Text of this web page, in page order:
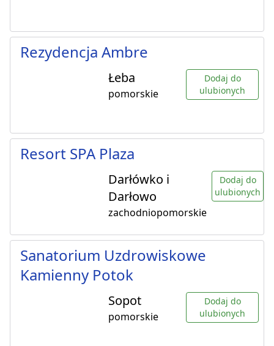
Rezydencja Ambre
Łeba
pomorskie
Dodaj do
ulubionych
Resort SPA Plaza
Darłówko i
Darłowo
zachodniopomorskie
Dodaj do
ulubionych
Sanatorium Uzdrowiskowe
Kamienny Potok
Sopot
pomorskie
Dodaj do
ulubionych